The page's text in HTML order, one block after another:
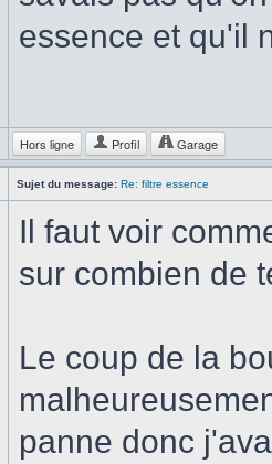
essence et qu'il
Hors ligne Profil Garage
Sujet du message: Re: filtre essence
Il faut voir
sur combien de
Le coup de la
panne donc